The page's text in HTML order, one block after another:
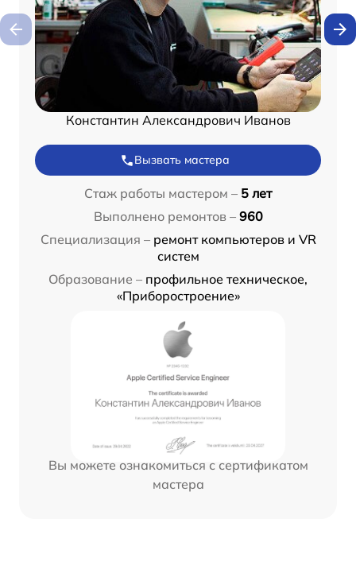
Константин Александрович Иванов
Вызвать мастера
Стаж работы мастером – 5 лет
Выполнено ремонтов – 960
Специализация – ремонт компьютеров и VR
систем
Образование – профильное техническое,
«Приборостроение»
Вы можете ознакомиться с сертификатом
мастера